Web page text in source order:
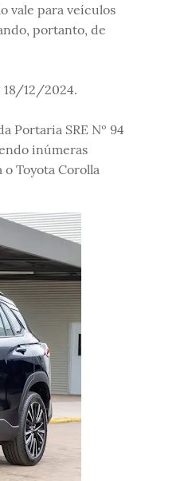
vale para veículos
portanto, de
18/12/2024.
Portaria SRE Nº 94
inúmeras
Toyota Corolla